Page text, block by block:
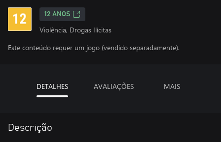
12 ANOS
Violência, Drogas Ilícitas
Este conteúdo requer um jogo (vendido separadamente).
DETALHES AVALIAÇÕES MAIS
Descrição